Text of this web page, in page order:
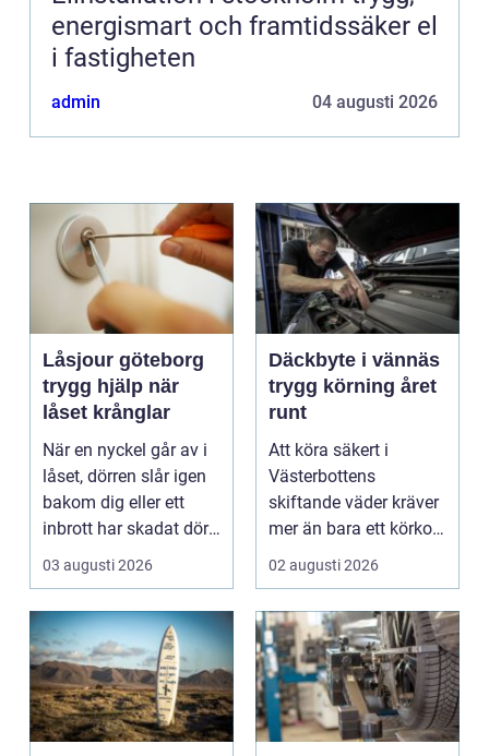
energismart och framtidssäker el
i fastigheten
admin 04 augusti 2026
Låsjour göteborg
trygg hjälp när
låset krånglar
När en nyckel går av i
låset, dörren slår igen
bakom dig eller ett
inbrott har skadat dörr
och karm,...
03 augusti 2026
Däckbyte i vännäs
trygg körning året
runt
Att köra säkert i
Västerbottens
skiftande väder kräver
mer än bara ett körkort
och en pålitlig bil. ...
02 augusti 2026